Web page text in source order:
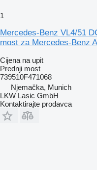
1
Mercedes-Benz VL4/51
most za Mercedes-Benz
Cijena na upit
Prednji most
739510F471068
Njemačka, Munich
LKW Lasic GmbH
Kontaktirajte prodavca